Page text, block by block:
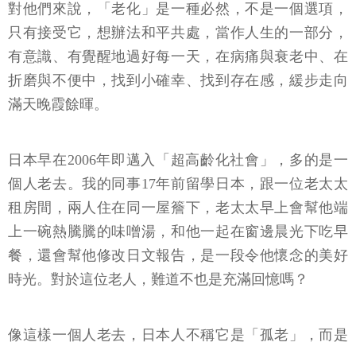
對他們來說，「老化」是一種必然，不是一個選項，
只有接受它，想辦法和平共處，當作人生的一部分，
有意識、有覺醒地過好每一天，在病痛與衰老中、在
折磨與不便中，找到小確幸、找到存在感，緩步走向
滿天晚霞餘暉。
日本早在2006年即邁入「超高齡化社會」，多的是一
個人老去。我的同事17年前留學日本，跟一位老太太
租房間，兩人住在同一屋簷下，老太太早上會幫他端
上一碗熱騰騰的味噌湯，和他一起在窗邊晨光下吃早
餐，還會幫他修改日文報告，是一段令他懷念的美好
時光。對於這位老人，難道不也是充滿回憶嗎？
像這樣一個人老去，日本人不稱它是「孤老」，而是